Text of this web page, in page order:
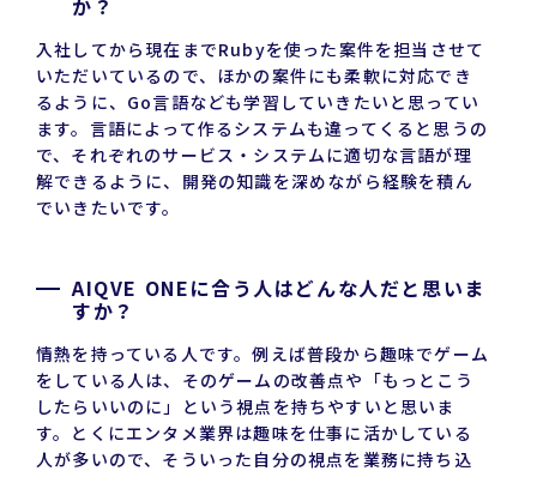
入社してから現在までRubyを使った案件を担当させて
いただいているので、ほかの案件にも柔軟に対応でき
るように、Go言語なども学習していきたいと思ってい
ます。言語によって作るシステムも違ってくると思うの
で、それぞれのサービス・システムに適切な言語が理
解できるように、開発の知識を深めながら経験を積ん
でいきたいです。
AIQVE ONEに合う人はどんな人だと思いま
すか？
情熱を持っている人です。例えば普段から趣味でゲーム
をしている人は、そのゲームの改善点や「もっとこう
したらいいのに」という視点を持ちやすいと思いま
す。とくにエンタメ業界は趣味を仕事に活かしている
人が多いので、そういった自分の視点を業務に持ち込